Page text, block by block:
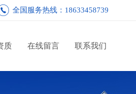
全国服务热线：18633458739
质 在线留言 联系我们